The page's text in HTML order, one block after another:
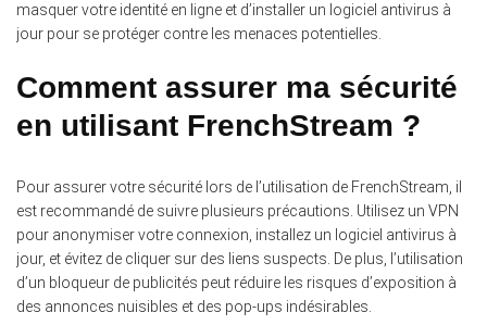
masquer votre identité en ligne et d’installer un logiciel antivirus à
jour pour se protéger contre les menaces potentielles.
Comment assurer ma sécurité
en utilisant FrenchStream ?
Pour assurer votre sécurité lors de l’utilisation de FrenchStream, il
est recommandé de suivre plusieurs précautions. Utilisez un VPN
pour anonymiser votre connexion, installez un logiciel antivirus à
jour, et évitez de cliquer sur des liens suspects. De plus, l’utilisation
d’un bloqueur de publicités peut réduire les risques d’exposition à
des annonces nuisibles et des pop-ups indésirables.